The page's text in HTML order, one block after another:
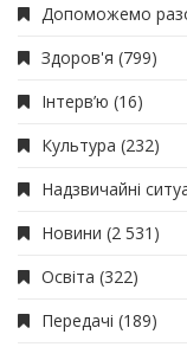
Допоможемо
Здоров'я (799)
Інтерв’ю (16)
Культура (232)
Надзвичайні
Новини (2 531)
Освіта (322)
Передачі (189)